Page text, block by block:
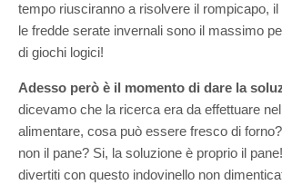
tempo riusciranno a risolvere il rompicapo,
le fredde serate invernali sono il massimo
di giochi logici!
Adesso però è il momento di dare la
dicevamo che la ricerca era da effettuare
alimentare, cosa può essere fresco di
non il pane? Si, la soluzione è proprio il
divertiti con questo indovinello non